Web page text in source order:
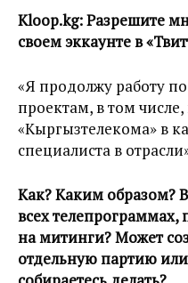
Kloop.kg:Разрешите
своем эккаунте в
«Я продолжу работу
проектам, в том
«Кыргызтелекома» в
специалиста в
Как? Каким образом?
всех телепрограммах,
на митинги? Может
отдельную партию